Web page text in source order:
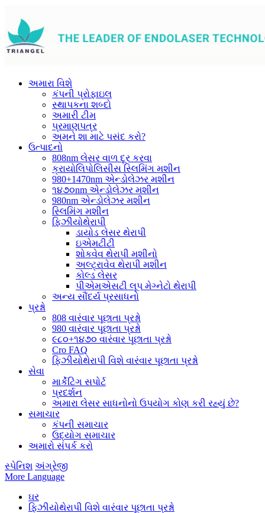
અમારા વિશે
કંપની પ્રોફાઇલ
સ્થાપકના શબ્દો
અમારી ટીમ
પ્રમાણપત્ર
અમને શા માટે પસંદ કરો?
ઉત્પાદનો
808nm લેસર વાળ દૂર કરવા
ક્રાયોલિપોલિસીસ સ્લિમિંગ મશીન
980+1470nm એન્ડોલેઝર મશીન
૧૪૭૦nm એન્ડોલેઝર મશીન
980nm એન્ડોલેઝર મશીન
સ્લિમિંગ મશીન
ફિઝીયોથેરાપી
ડાયોડ લેસર થેરાપી
ઇએમટીટી
શોકવેવ થેરાપી મશીનો
અલ્ટ્રાવેવ થેરાપી મશીન
કોલ્ડ લેસર
પીએમએસટી લૂપ મેગ્નેટો થેરાપી
અન્ય સૌંદર્ય પ્રસાધનો
પ્રશ્નો
808 વારંવાર પૂછાતા પ્રશ્નો
980 વારંવાર પૂછાતા પ્રશ્નો
૯૮૦+૧૪૭૦ વારંવાર પૂછાતા પ્રશ્નો
Cro FAQ
ફિઝીયોથેરાપી વિશે વારંવાર પૂછાતા પ્રશ્નો
સેવા
માર્કેટિંગ સપોર્ટ
પ્રદર્શન
અમારા લેસર સાધનોનો ઉપયોગ કોણ કરી રહ્યું છે?
સમાચાર
કંપની સમાચાર
ઉદ્યોગ સમાચાર
અમારો સંપર્ક કરો
સ્પેનિશ અંગ્રેજી
More Language
ઘર
ફિઝીયોથેરાપી વિશે વારંવાર પૂછાતા પ્રશ્નો